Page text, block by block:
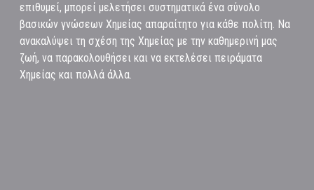
επιθυμεί, μπορεί μελετήσει συστηματικά ένα σύνολο
βασικών γνώσεων Χημείας απαραίτητο για κάθε πολίτη. Να
ανακαλύψει τη σχέση της Χημείας με την καθημερινή μας
ζωή, να παρακολουθήσει και να εκτελέσει πειράματα
Χημείας και πολλά άλλα.